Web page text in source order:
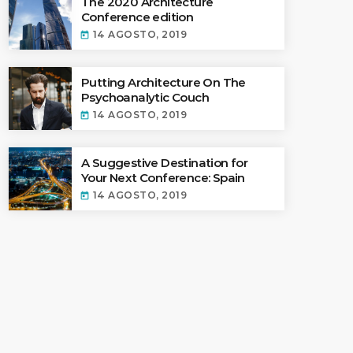
In The Current
Conference edition
today 14 AGOSTO, 2019
Putting Architecture On The
Psychoanalytic Couch
today 14 AGOSTO, 2019
A Suggestive Destination for
Your Next Conference: Spain
today 14 AGOSTO, 2019